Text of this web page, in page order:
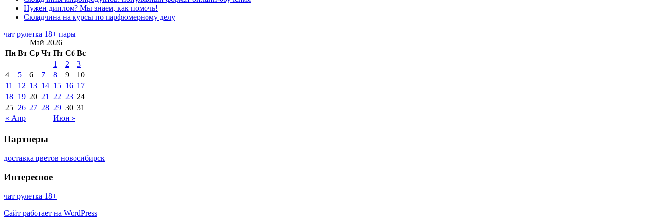
Нужен диплом? Мы знаем, как помочь!
Складчина на курсы по парфюмерному делу
чат рулетка 18+ пары
Май 2026
Пн Вт Ср Чт Пт Сб Вс
« Апр Июн »
1 2
3
4
5 6 7 8 9
10
11
12 13 14 15 16 17
18 19 20 21 22 23 24
25 26 27 28 29 30 31
Партнеры
доставка цветов новосибирск
Интересное
чат рулетка 18+
Сайт работает на WordPress